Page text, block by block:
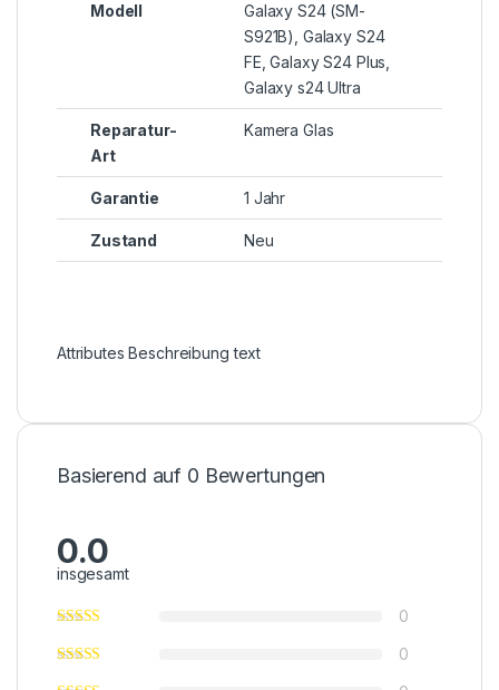
Modell
Galaxy S24 (SM-
S921B), Galaxy S24
FE, Galaxy S24 Plus,
Galaxy s24 Ultra
Reparatur-
Art
Kamera Glas
Garantie 1 Jahr
Zustand Neu
Attributes Beschreibung text
Basierend auf 0 Bewertungen
0.0
insgesamt
0
0